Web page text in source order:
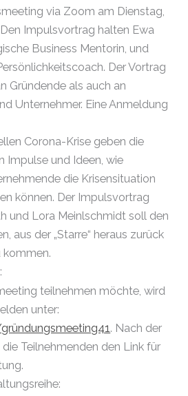
via Zoom am Dienstag,
Den Impulsvortrag halten Ewa
Business Mentorin, und
Der Vortrag
Gründende als auch an
Unternehmer. Eine Anmeldung
Corona-Krise geben die
Impulse und Ideen, wie
die Krisensituation
können. Der Impulsvortrag
und Lora Meinlschmidt soll den
aus der „Starre“ heraus zurück
kommen.
teilnehmen möchte, wird
unter:
. Nach der
Teilnehmenden den Link für